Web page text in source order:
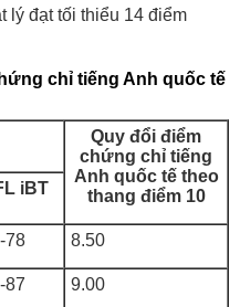
lý đạt tối thiểu 14 điểm
chỉ tiếng Anh quốc tế
Quy đổi điểm
chứng chỉ tiếng
Anh quốc tế theo
thang điểm 10
iBT
78 8.50
87 9.00